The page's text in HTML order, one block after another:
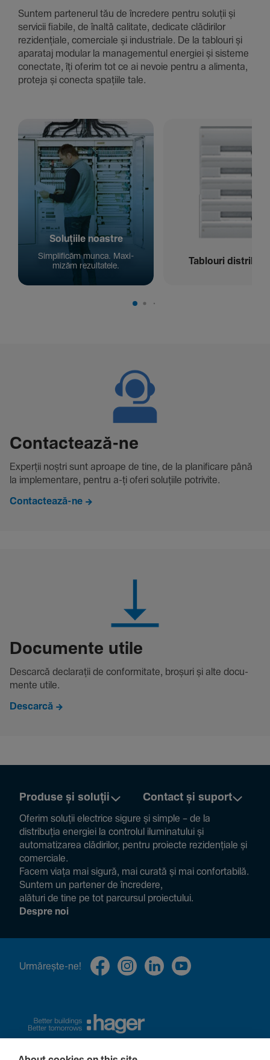
Suntem parte­nerul tău de încre­dere pentru soluții și
servicii fiabile, de înaltă cali­tate, dedi­cate clădi­rilor
rezi­den­țiale, comer­ciale și indus­triale. De la tablouri și
aparataj modular la managementul energiei și sisteme
conec­tate, îți oferim tot ce ai nevoie pentru a alimenta,
proteja și conecta spațiile tale.
Solu­țiile noastre
Simpli­ficăm munca. Maxi­
mizăm rezul­ta­tele.
Tablouri
Contac­tează-ne
Experții noștri sunt aproape de tine, de la plani­fi­care până
la imple­men­tare, pentru a-ți oferi solu­țiile potri­vite.
Contactează-ne
Docu­mente utile
Descarcă decla­rații de conformitate, broșuri și alte docu­
mente utile.
Descarcă
Produse și soluții Contact și suport
Oferim soluții electrice sigure și simple – de la
distribuția energiei la controlul ilumi­na­tului și
auto­ma­ti­zarea clădi­rilor, pentru proiecte rezi­den­țiale și
comer­ciale.
Facem viața mai sigură, mai curată și mai confor­ta­bilă.
Suntem un partener de încre­dere,
alături de tine pe tot parcursul proiec­tului.
Despre noi
Urmă­rește-ne!